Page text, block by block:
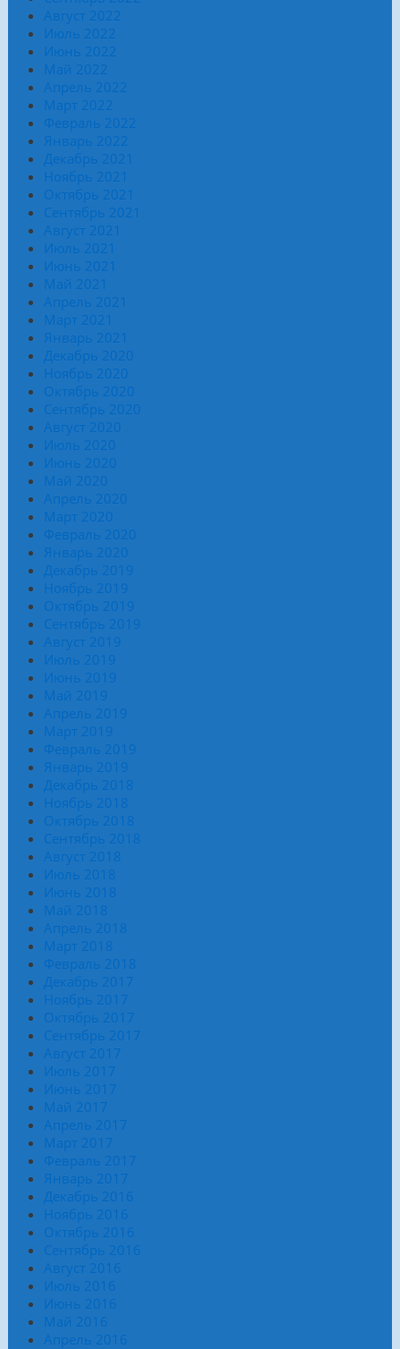
Август 2022
Июль 2022
Июнь 2022
Май 2022
Апрель 2022
Март 2022
Февраль 2022
Январь 2022
Декабрь 2021
Ноябрь 2021
Октябрь 2021
Сентябрь 2021
Август 2021
Июль 2021
Июнь 2021
Май 2021
Апрель 2021
Март 2021
Январь 2021
Декабрь 2020
Ноябрь 2020
Октябрь 2020
Сентябрь 2020
Август 2020
Июль 2020
Июнь 2020
Май 2020
Апрель 2020
Март 2020
Февраль 2020
Январь 2020
Декабрь 2019
Ноябрь 2019
Октябрь 2019
Сентябрь 2019
Август 2019
Июль 2019
Июнь 2019
Май 2019
Апрель 2019
Март 2019
Февраль 2019
Январь 2019
Декабрь 2018
Ноябрь 2018
Октябрь 2018
Сентябрь 2018
Август 2018
Июль 2018
Июнь 2018
Май 2018
Апрель 2018
Март 2018
Февраль 2018
Декабрь 2017
Ноябрь 2017
Октябрь 2017
Сентябрь 2017
Август 2017
Июль 2017
Июнь 2017
Май 2017
Апрель 2017
Март 2017
Февраль 2017
Январь 2017
Декабрь 2016
Ноябрь 2016
Октябрь 2016
Сентябрь 2016
Август 2016
Июль 2016
Июнь 2016
Май 2016
Апрель 2016